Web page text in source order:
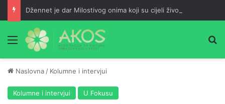
Meni
Naslovna / Kolumne i intervjui
Kolumne i intervjui U Fokusu